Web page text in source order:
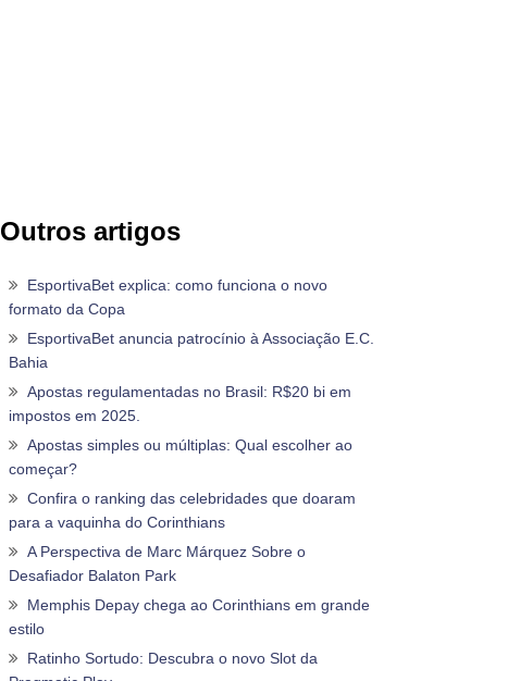
Outros artigos
EsportivaBet explica: como funciona o novo
formato da Copa
EsportivaBet anuncia patrocínio à Associação E.C.
Bahia
Apostas regulamentadas no Brasil: R$20 bi em
impostos em 2025.
Apostas simples ou múltiplas: Qual escolher ao
começar?
Confira o ranking das celebridades que doaram
para a vaquinha do Corinthians
A Perspectiva de Marc Márquez Sobre o
Desafiador Balaton Park
Memphis Depay chega ao Corinthians em grande
estilo
Ratinho Sortudo: Descubra o novo Slot da